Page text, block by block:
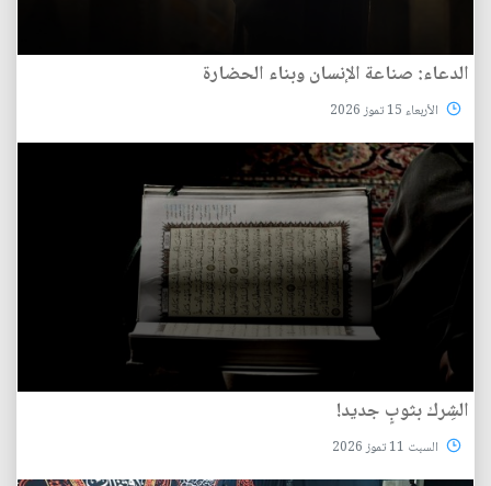
الدعاء: صناعة الإنسان وبناء الحضارة
الأربعاء 15 تموز 2026
الشِرك بثوبٍ جديد!
السبت 11 تموز 2026